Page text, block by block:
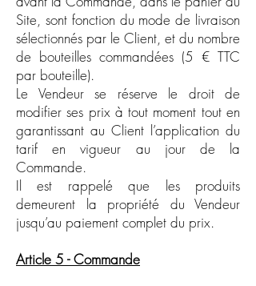
Site, sont fonction du mode de livraison
sélectionnés par le Client, et du nombre
de bouteilles commandées (5 € TTC
par bouteille).
Le Vendeur se réserve le droit de
modifier ses prix à tout moment tout en
garantissant au Client l’application du
tarif en vigueur au jour de la
Commande.
Il est rappelé que les produits
demeurent la propriété du Vendeur
jusqu’au paiement complet du prix.
Article 5 - Commande